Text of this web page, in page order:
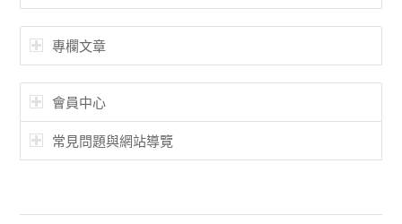
專欄文章
會員中心
常見問題與網站導覽